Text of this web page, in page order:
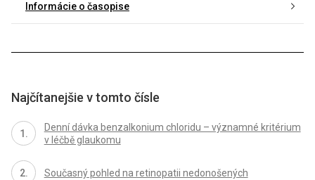
Informácie o časopise
Najčítanejšie v tomto čísle
Denní dávka benzalkonium chloridu – významné kritérium
v léčbě glaukomu
Současný pohled na retinopatii nedonošených